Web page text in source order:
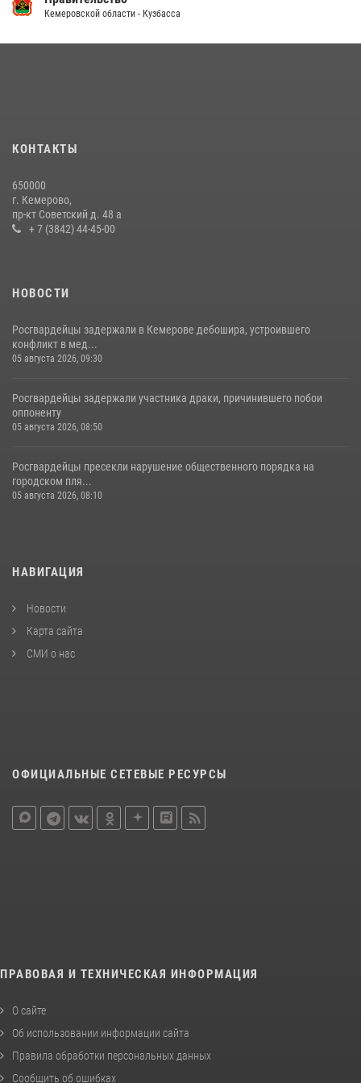
20 июля 2026, 08:52
гипермаркета товары на 13 тысяч рублей (ВИДЕО)
16 июля 2026, 06:43
Кемеровской области - Кузбасса
КОНТАКТЫ
650000
г. Кемерово,
пр-кт Советский д. 48 а
+ 7 (3842) 44-45-00
НОВОСТИ
Росгвардейцы задержали в Кемерове дебошира, устроившего
конфликт в мед...
05 августа 2026, 09:30
Росгвардейцы задержали участника драки, причинившего побои
оппоненту
05 августа 2026, 08:50
Росгвардейцы пресекли нарушение общественного порядка на
городском пля...
05 августа 2026, 08:10
НАВИГАЦИЯ
Новости
Карта сайта
СМИ о нас
ОФИЦИАЛЬНЫЕ СЕТЕВЫЕ РЕСУРСЫ
ПРАВОВАЯ И ТЕХНИЧЕСКАЯ ИНФОРМАЦИЯ
О сайте
Об использовании информации сайта
Правила обработки персональных данных
Сообщить об ошибках